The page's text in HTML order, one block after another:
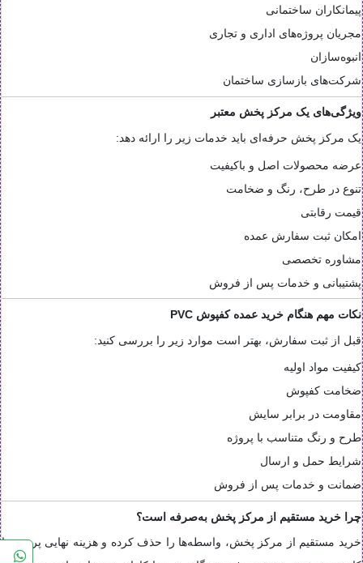
پیمانکاران ساختمانی
مجریان پروژه‌های اداری و تجاری
انبوه‌سازان
شرکت‌های بازسازی ساختمان
ویژگی‌های یک مرکز پخش معتبر
یک مرکز پخش حرفه‌ای باید خدمات زیر را ارائه دهد:
عرضه محصولات اصل و باکیفیت
تنوع در طرح، رنگ و ضخامت
قیمت رقابتی
امکان ثبت سفارش عمده
مشاوره تخصصی
پشتیبانی و خدمات پس از فروش
نکات مهم هنگام خرید عمده کفپوش PVC
قبل از ثبت سفارش، بهتر است موارد زیر را بررسی کنید:
کیفیت مواد اولیه
ضخامت کفپوش
مقاومت در برابر سایش
طرح و رنگ متناسب با پروژه
شرایط حمل و ارسال
ضمانت و خدمات پس از فروش
چرا خرید مستقیم از مرکز پخش به‌صرفه است؟
خرید مستقیم از مرکز پخش، واسطه‌ها را حذف کرده و هزینه نهایی پروژه را